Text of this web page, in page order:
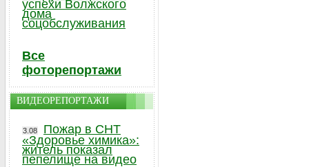
успехи Волжского
дома
соцобслуживания
Все
фоторепортажи
ВИДЕОРЕПОРТАЖИ
3.08
Пожар в СНТ
«Здоровье химика»:
житель показал
пепелище на видео